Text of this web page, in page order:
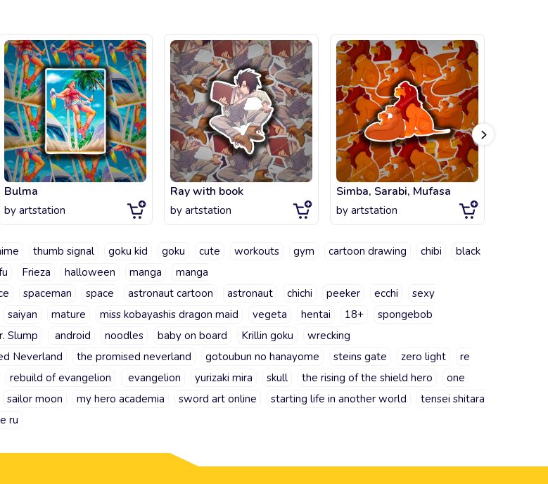
Bulma
by artstation
Ray with book
by artstation
Simba, Sarabi, Mufasa
by artstation
thumb signal goku kid goku cute workouts gym cartoon drawing chibi
black
Frieza halloween manga
manga
spaceman space astronaut cartoon astronaut chichi peeker ecchi
sexy
saiyan mature miss kobayashis dragon maid vegeta hentai 18+
spongebob
Slump android noodles baby on board Krillin goku
wrecking
Neverland the promised neverland gotoubun no hanayome steins gate zero light
re
rebuild of evangelion evangelion yurizaki mira skull the rising of the shield hero
one
sailor moon my hero academia sword art online starting life in another world
tensei shitara
ru